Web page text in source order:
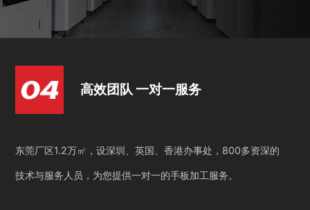
高效团队 一对一服务
东莞厂区1.2万㎡，设深圳、英国、香港办事处，800多资深的
技术与服务人员，为您提供一对一的手板加工服务。